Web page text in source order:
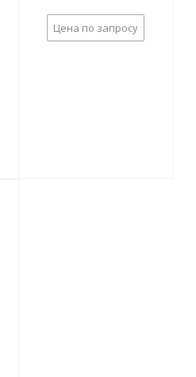
Цена по запросу